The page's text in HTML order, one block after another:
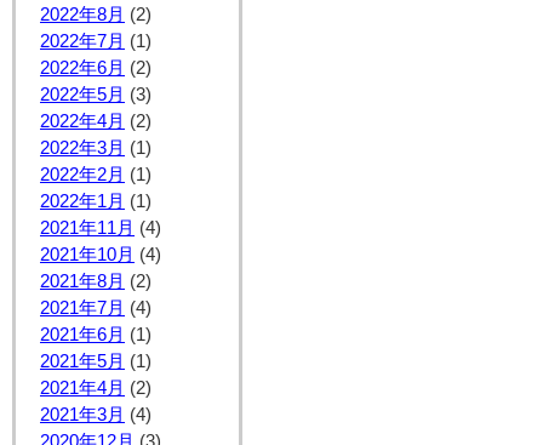
2022年8月 (2)
2022年7月 (1)
2022年6月 (2)
2022年5月 (3)
2022年4月 (2)
2022年3月 (1)
2022年2月 (1)
2022年1月 (1)
2021年11月 (4)
2021年10月 (4)
2021年8月 (2)
2021年7月 (4)
2021年6月 (1)
2021年5月 (1)
2021年4月 (2)
2021年3月 (4)